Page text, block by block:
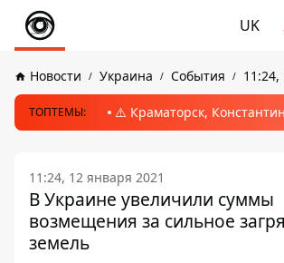
UK
Новости Украина События 11:24,
ТОПТЕМЫ: ⚠️ Краматорск,
11:24, 12 января 2021
В Украине увеличили суммы
возмещения за сильное
земель